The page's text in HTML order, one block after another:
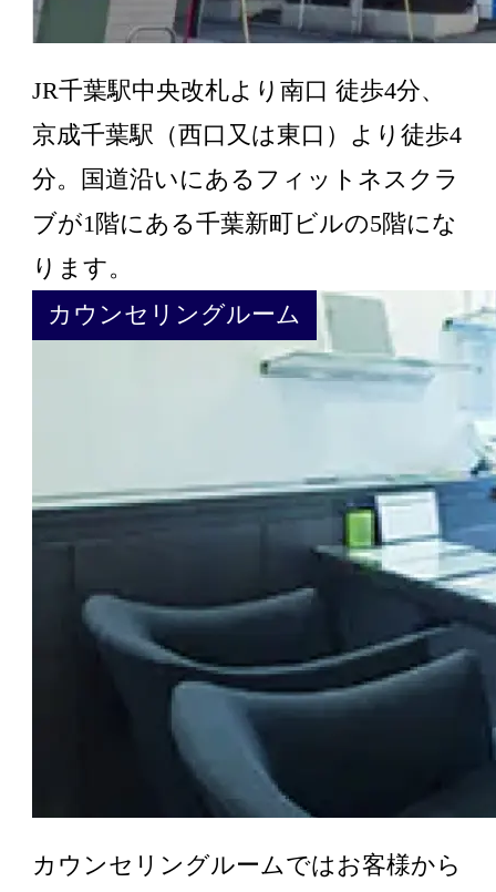
JR千葉駅中央改札より南口 徒歩4分、
京成千葉駅（西口又は東口）より徒歩4
分。国道沿いにあるフィットネスクラ
ブが1階にある千葉新町ビルの5階にな
ります。
カウンセリングルーム
カウンセリングルームではお客様から